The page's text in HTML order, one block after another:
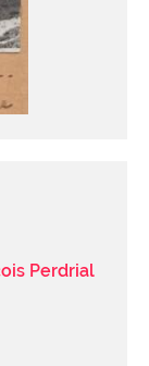
Perdrial